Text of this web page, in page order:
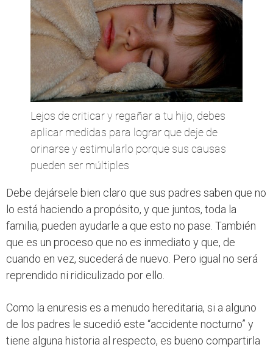
Lejos de criticar y regañar a tu hijo, debes
aplicar medidas para lograr que deje de
orinarse y estimularlo porque sus causas
pueden ser múltiples
Debe dejársele bien claro que sus padres saben que no
lo está haciendo a propósito, y que juntos, toda la
familia, pueden ayudarle a que esto no pase. También
que es un proceso que no es inmediato y que, de
cuando en vez, sucederá de nuevo. Pero igual no será
reprendido ni ridiculizado por ello.
Como la enuresis es a menudo hereditaria, si a alguno
de los padres le sucedió este “accidente nocturno” y
tiene alguna historia al respecto, es bueno compartirla